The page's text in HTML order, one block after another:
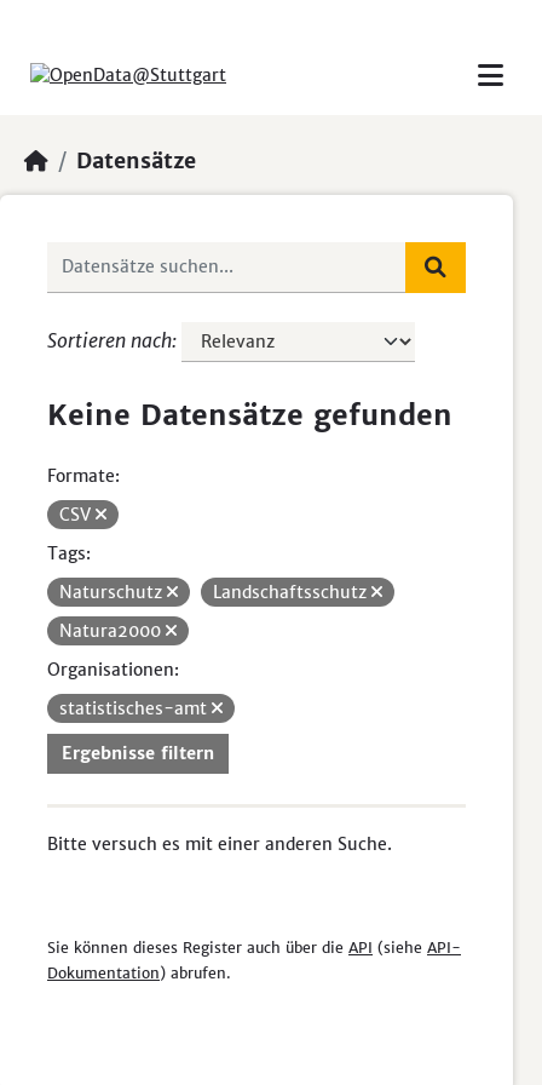
Datensätze
Sortieren nach
Keine Datensätze gefunden
Formate:
CSV
Tags:
Naturschutz
Landschaftsschutz
Natura2000
Organisationen:
statistisches-amt
Ergebnisse filtern
Bitte versuch es mit einer anderen Suche.
Sie können dieses Register auch über die API (siehe API-
Dokumentation) abrufen.